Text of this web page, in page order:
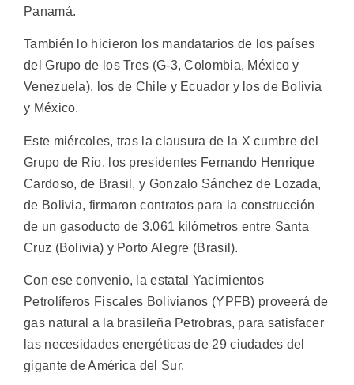
Panamá.
También lo hicieron los mandatarios de los países
del Grupo de los Tres (G-3, Colombia, México y
Venezuela), los de Chile y Ecuador y los de Bolivia
y México.
Este miércoles, tras la clausura de la X cumbre del
Grupo de Río, los presidentes Fernando Henrique
Cardoso, de Brasil, y Gonzalo Sánchez de Lozada,
de Bolivia, firmaron contratos para la construcción
de un gasoducto de 3.061 kilómetros entre Santa
Cruz (Bolivia) y Porto Alegre (Brasil).
Con ese convenio, la estatal Yacimientos
Petrolíferos Fiscales Bolivianos (YPFB) proveerá de
gas natural a la brasileña Petrobras, para satisfacer
las necesidades energéticas de 29 ciudades del
gigante de América del Sur.